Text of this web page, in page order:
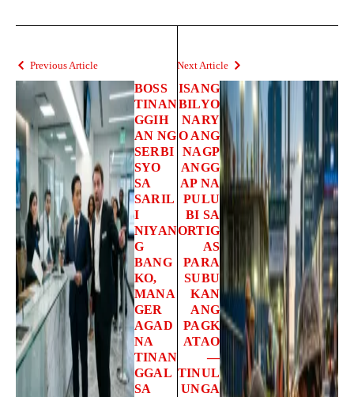
Previous Article
BOSS
TINAN
GGIH
AN NG
SERBI
SYO
SA
SARIL
I
NIYAN
G
BANG
KO,
MANA
GER
AGAD
NA
TINAN
GGAL
SA
Next Article
ISANG
BILYO
NARY
O ANG
NAGP
ANGG
AP NA
PULU
BI SA
ORTIG
AS
PARA
SUBU
KAN
ANG
PAGK
ATAO
—
TINUL
UNGA